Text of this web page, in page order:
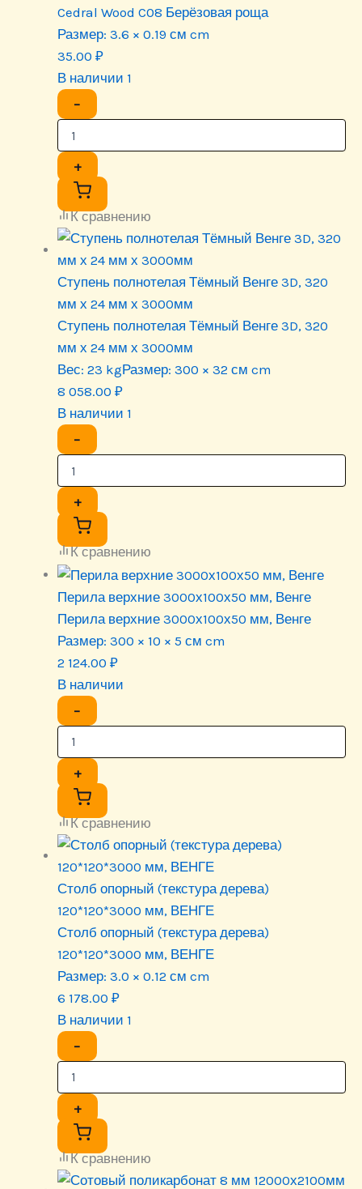
Cedral Wood C08 Берёзовая роща
Размер: 3.6 × 0.19 см cm
35.00 ₽
В наличии 1
−
+
К сравнению
Ступень полнотелая Тёмный Венге 3D, 320
мм х 24 мм х 3000мм
Ступень полнотелая Тёмный Венге 3D, 320
мм х 24 мм х 3000мм
Вес: 23 kgРазмер: 300 × 32 см cm
8 058.00 ₽
В наличии 1
−
+
К сравнению
Перила верхние 3000х100х50 мм, Венге
Перила верхние 3000х100х50 мм, Венге
Размер: 300 × 10 × 5 см cm
2 124.00 ₽
В наличии
−
+
К сравнению
Столб опорный (текстура дерева)
120*120*3000 мм, ВЕНГЕ
Столб опорный (текстура дерева)
120*120*3000 мм, ВЕНГЕ
Размер: 3.0 × 0.12 см cm
6 178.00 ₽
В наличии 1
−
+
К сравнению